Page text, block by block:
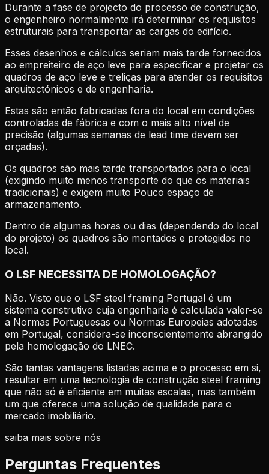
Durante a fase de projecto do processo de construção,
o engenheiro normalmente irá determinar os requisitos
estruturais para transportar as cargas do edifício.
Esses desenhos e cálculos seriam mais tarde fornecidos
ao empreiteiro de aço leve para especificar e projetar os
quadros de aço leve e treliças para atender os requisitos
arquitectónicos e de engenharia.
Estas são então fabricadas fora do local em condições
controladas de fábrica e com o mais alto nível de
precisão (algumas semanas de lead time devem ser
orçadas).
Os quadros são mais tarde transportados para o local
(exigindo muito menos transporte do que os materiais
tradicionais) e exigem muito Pouco espaço de
armazenamento.
Dentro de algumas horas ou dias (dependendo do local
do projeto) os quadros são montados e protegidos no
local.
O LSF NECESSITA DE HOMOLOGAÇÃO?
Não. Visto que o LSF steel framing Portugal é um
sistema construtivo cuja engenharia é calculada valer-se
a Normas Portuguesas ou Normas Europeias adotadas
em Portugal, considera-se inconscientemente abrangido
pela homologação do LNEC.
São tantas vantagens listadas acima e o processo em si,
resultar em uma tecnologia de construção steel framing
que não só é eficiente em muitas escalas, mas também
um que oferece uma solução de qualidade para o
mercado imobiliário.
saiba mais sobre nós
Perguntas Frequentes